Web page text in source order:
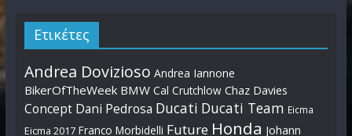
Ετικέτες
Andrea Dovizioso Andrea Iannone
BikerOfTheWeek BMW Cal Crutchlow Chaz Davies
Concept Dani Pedrosa Ducati Ducati Team Eicma
Eicma 2017 Franco Morbidelli Future Honda Johann